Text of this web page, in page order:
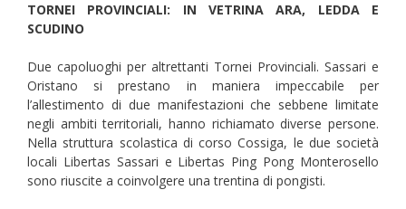
TORNEI PROVINCIALI: IN VETRINA ARA, LEDDA E
SCUDINO
Due capoluoghi per altrettanti Tornei Provinciali. Sassari e
Oristano si prestano in maniera impeccabile per
l’allestimento di due manifestazioni che sebbene limitate
negli ambiti territoriali, hanno richiamato diverse persone.
Nella struttura scolastica di corso Cossiga, le due società
locali Libertas Sassari e Libertas Ping Pong Monterosello
sono riuscite a coinvolgere una trentina di pongisti.